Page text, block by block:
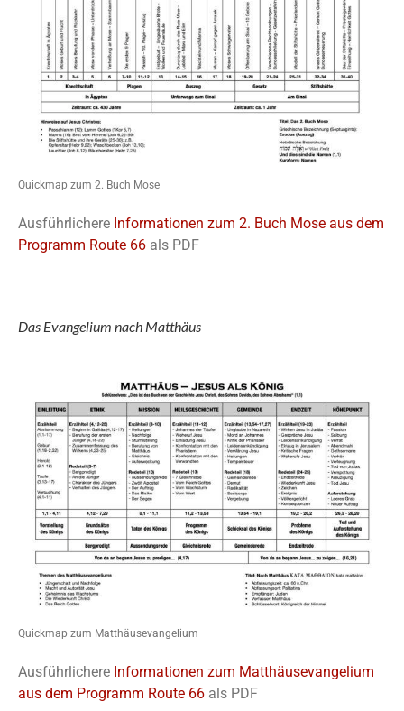
Quickmap zum 2. Buch Mose
Ausführlichere Informationen zum 2. Buch Mose aus dem
Programm Route 66 als PDF
Das Evangelium nach Matthäus
Quickmap zum Matthäusevangelium
Ausführlichere Informationen zum Matthäusevangelium
aus dem Programm Route 66 als PDF